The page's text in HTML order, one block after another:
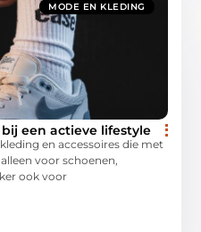
MODE EN KLEDING
een actieve lifestyle
en accessoires die met
voor schoenen,
ook voor